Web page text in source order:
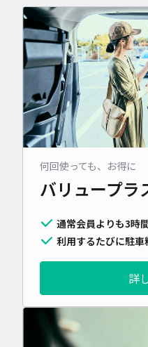
何回使っても、お得に
バリュープラ
通常会員よりも3時
利用するたびに駐
詳